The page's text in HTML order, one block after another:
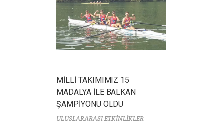
MİLLİ TAKIMIMIZ 15
MADALYA İLE BALKAN
ŞAMPİYONU OLDU
ULUSLARARASI ETKİNLİKLER